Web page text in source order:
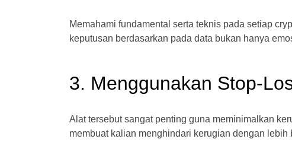
Memahami fundamental serta teknis pada setiap
keputusan berdasarkan pada data bukan hanya
3. Menggunakan Stop-
Alat tersebut sangat penting guna meminimalkan
membuat kalian menghindari kerugian dengan